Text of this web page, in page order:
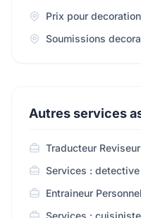
Prix pour
Soumissions
Autres services
Traducteur Reviseur
Services :
Entraineur Personnel
Services : cuisiniste